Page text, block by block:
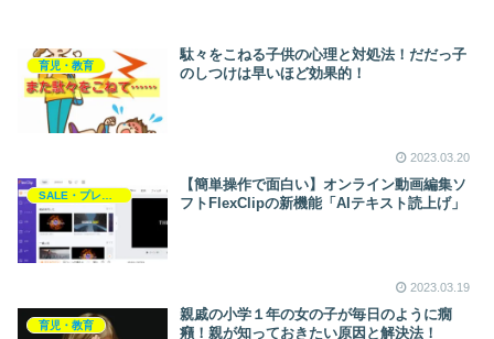
育児・教育
駄々をこねる子供の心理と対処法！だだっ子
のしつけは早いほど効果的！
2023.03.20
【簡単操作で面白い】オンライン動画編集ソ
フトFlexClipの新機能「AIテキスト読上げ」
2023.03.19
育児・教育
親戚の小学１年の女の子が毎日のように癇
癪！親が知っておきたい原因と解決法！